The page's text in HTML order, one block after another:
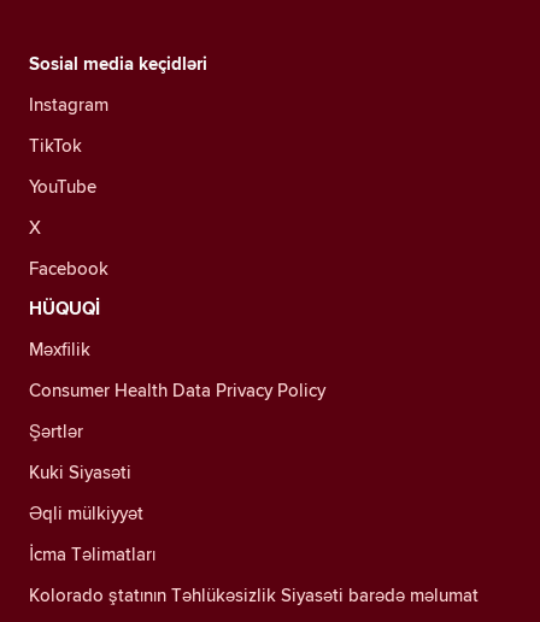
Sosial media keçidləri
Instagram
TikTok
YouTube
X
Facebook
HÜQUQİ
Məxfilik
Consumer Health Data Privacy Policy
Şərtlər
Kuki Siyasəti
Əqli mülkiyyət
İcma Təlimatları
Kolorado ştatının Təhlükəsizlik Siyasəti barədə məlumat